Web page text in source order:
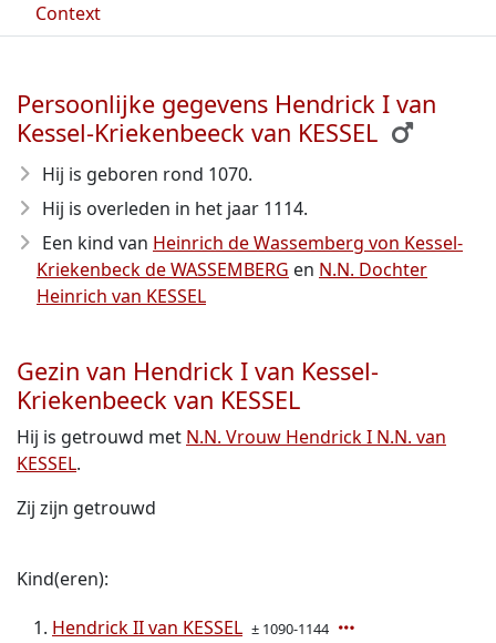
Context
Persoonlijke gegevens Hendrick I van
Kessel-Kriekenbeeck van KESSEL
Hij is geboren rond 1070.
Hij is overleden in het jaar 1114.
Een kind van Heinrich de Wassemberg von Kessel-
Kriekenbeck de WASSEMBERG en N.N. Dochter
Heinrich van KESSEL
Gezin van Hendrick I van Kessel-
Kriekenbeeck van KESSEL
Hij is getrouwd met N.N. Vrouw Hendrick I N.N. van
KESSEL.
Zij zijn getrouwd
Kind(eren):
Hendrick II van KESSEL ± 1090-1144